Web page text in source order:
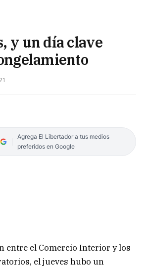
y un día clave
Agrega El Libertador a tus medios
preferidos en Google
entre el Comercio Interior y los
el jueves hubo un